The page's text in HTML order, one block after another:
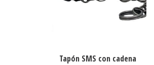
Tapón SMS con cadena